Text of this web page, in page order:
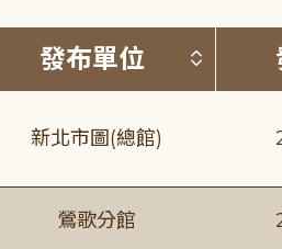
題排序 (升降冪)
發布單位 按發布
新北市圖(總館)
鶯歌分館